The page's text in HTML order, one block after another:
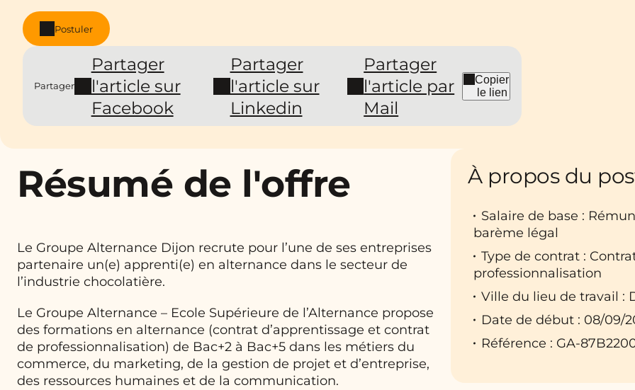
Postuler
Partager
Partager
l'article sur
Facebook
Partager
l'article sur
Linkedin
Partager
l'article par
Mail
Copier
le lien
Résumé de l'offre
Le Groupe Alternance Dijon recrute pour l’une de ses entreprises
partenaire un(e) apprenti(e) en alternance dans le secteur de
l’industrie chocolatière.
Le Groupe Alternance – Ecole Supérieure de l’Alternance propose
des formations en alternance (contrat d’apprentissage et contrat
de professionnalisation) de Bac+2 à Bac+5 dans les métiers du
commerce, du marketing, de la gestion de projet et d’entreprise,
des ressources humaines et de la communication.
À propos du
Salaire de base :
barème légal
Type de contrat :
professionnalisation
Ville du lieu de travail :
Date de début : 08/09/
Référence : GA-